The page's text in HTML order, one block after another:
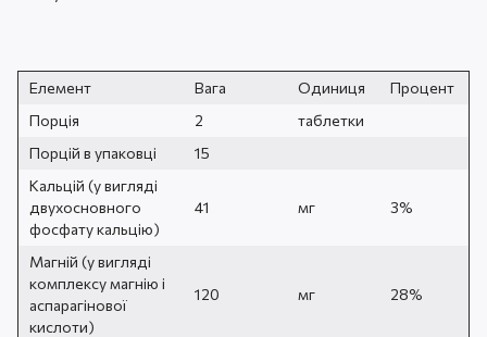
Елемент Вага Одиниця
Процент
Порція
2
таблетки
Порцій в упаковці
15
Кальцій (у вигляді
двухосновного
фосфату кальцію)
41 мг 3%
Магній (у вигляді
комплексу магнію і
аспарагінової
кислоти)
120 мг 28%